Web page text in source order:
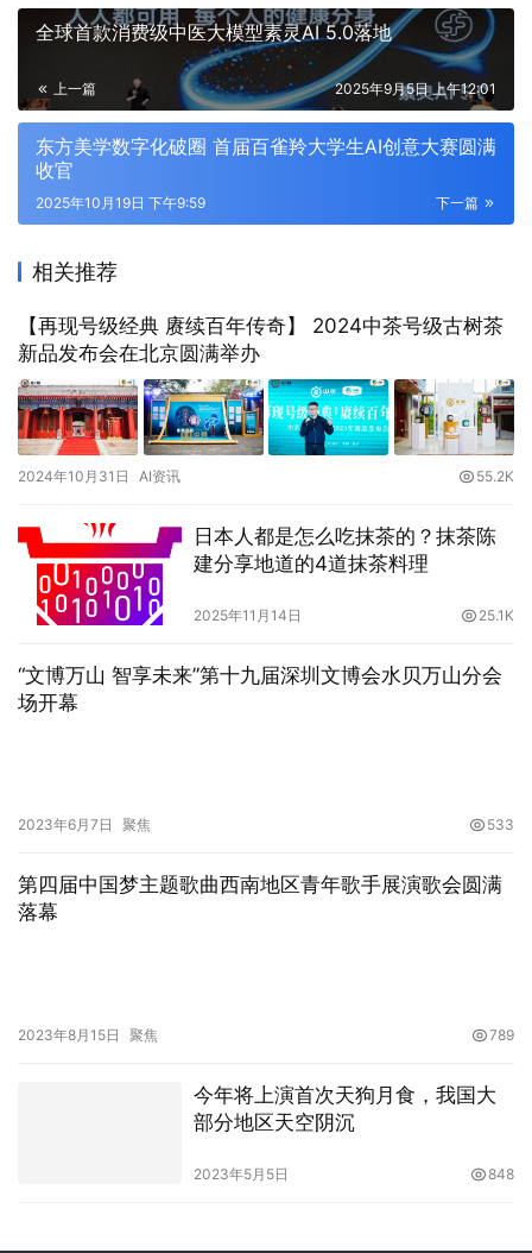
全球首款消费级中医大模型素灵AI 5.0落地
上一篇 2025年9月5日 上午12:01
东方美学数字化破圈 首届百雀羚大学生AI创意大赛圆满
收官
下一篇
2025年10月19日 下午9:59
相关推荐
【再现号级经典 赓续百年传奇】 2024中茶号级古树茶
新品发布会在北京圆满举办
2024年10月31日 AI资讯 55.2K
日本人都是怎么吃抹茶的？抹茶陈
建分享地道的4道抹茶料理
2025年11月14日 25.1K
“文博万山 智享未来”第十九届深圳文博会水贝万山分会
场开幕
2023年6月7日 聚焦 533
第四届中国梦主题歌曲西南地区青年歌手展演歌会圆满
落幕
2023年8月15日 聚焦 789
今年将上演首次天狗月食，我国大
部分地区天空阴沉
2023年5月5日 848